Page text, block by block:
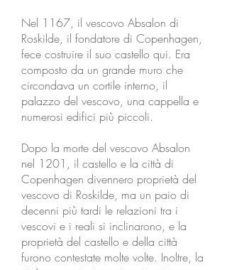
Nel 1167, il vescovo Absalon di
Roskilde, il fondatore di Copenhagen,
fece costruire il suo castello qui. Era
composto da un grande muro che
circondava un cortile interno, il
palazzo del vescovo, una cappella e
numerosi edifici più piccoli.
Dopo la morte del vescovo Absalon
nel 1201, il castello e la città di
Copenhagen divennero proprietà del
vescovo di Roskilde, ma un paio di
decenni più tardi le relazioni tra i
vescovi e i reali si inclinarono, e la
proprietà del castello e della città
furono contestate molte volte. Inoltre, la